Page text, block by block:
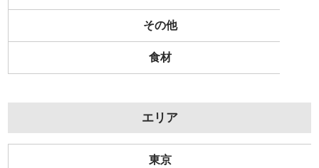
その他
食材
エリア
東京